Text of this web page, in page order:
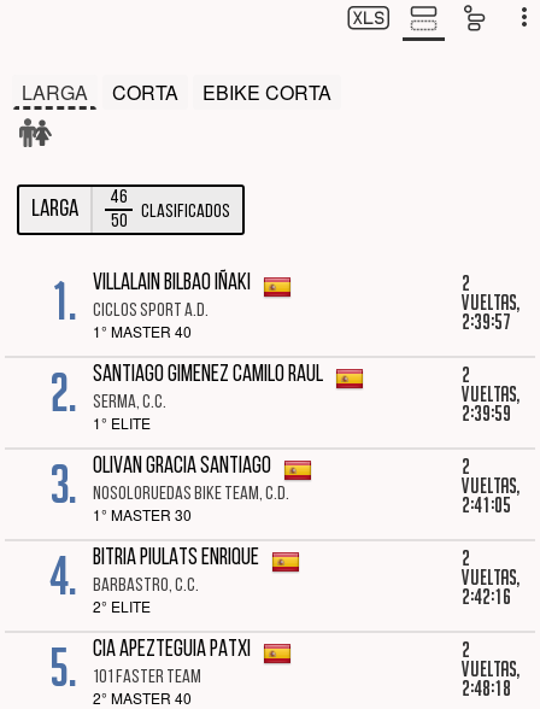
LARGA CORTA EBIKE CORTA
LARGA
46
50
Clasificados
1. VILLALAIN BILBAO IÑAKI
CICLOS SPORT A.D.
1° MASTER 40
2
vueltas,
2:39:57
2. SANTIAGO GIMENEZ CAMILO RAUL
SERMA, C.C.
1° ELITE
2
vueltas,
2:39:59
3. OLIVAN GRACIA SANTIAGO
NOSOLORUEDAS BIKE TEAM, C.D.
1° MASTER 30
2
vueltas,
2:41:05
4. BITRIA PIULATS ENRIQUE
BARBASTRO, C.C.
2° ELITE
2
vueltas,
2:42:16
5. CIA APEZTEGUIA PATXI
101 FASTER TEAM
2° MASTER 40
2
vueltas,
2:48:18